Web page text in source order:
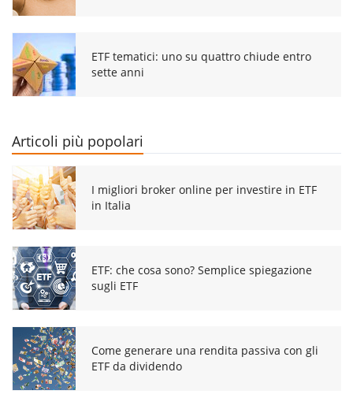
ETF tematici: uno su quattro chiude entro
sette anni
Articoli più popolari
I migliori broker online per investire in ETF
in Italia
ETF: che cosa sono? Semplice spiegazione
sugli ETF
Come generare una rendita passiva con gli
ETF da dividendo